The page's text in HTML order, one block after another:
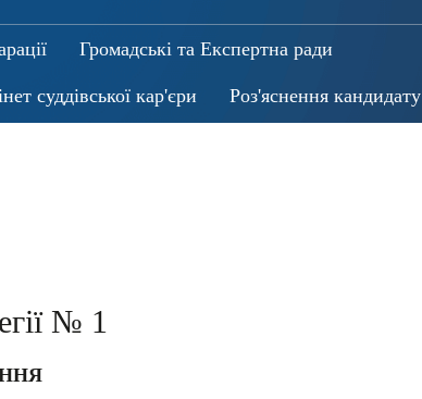
Громадські та Експертна ради
суддівської кар'єри Роз'яснення кандидату
№ 1